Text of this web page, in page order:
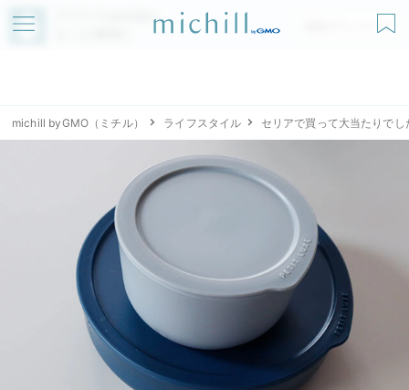
アプリでmichillが
無料ダウンロード
michill byGMO（ミチル） ライフスタイル セリアで買って大当たりで